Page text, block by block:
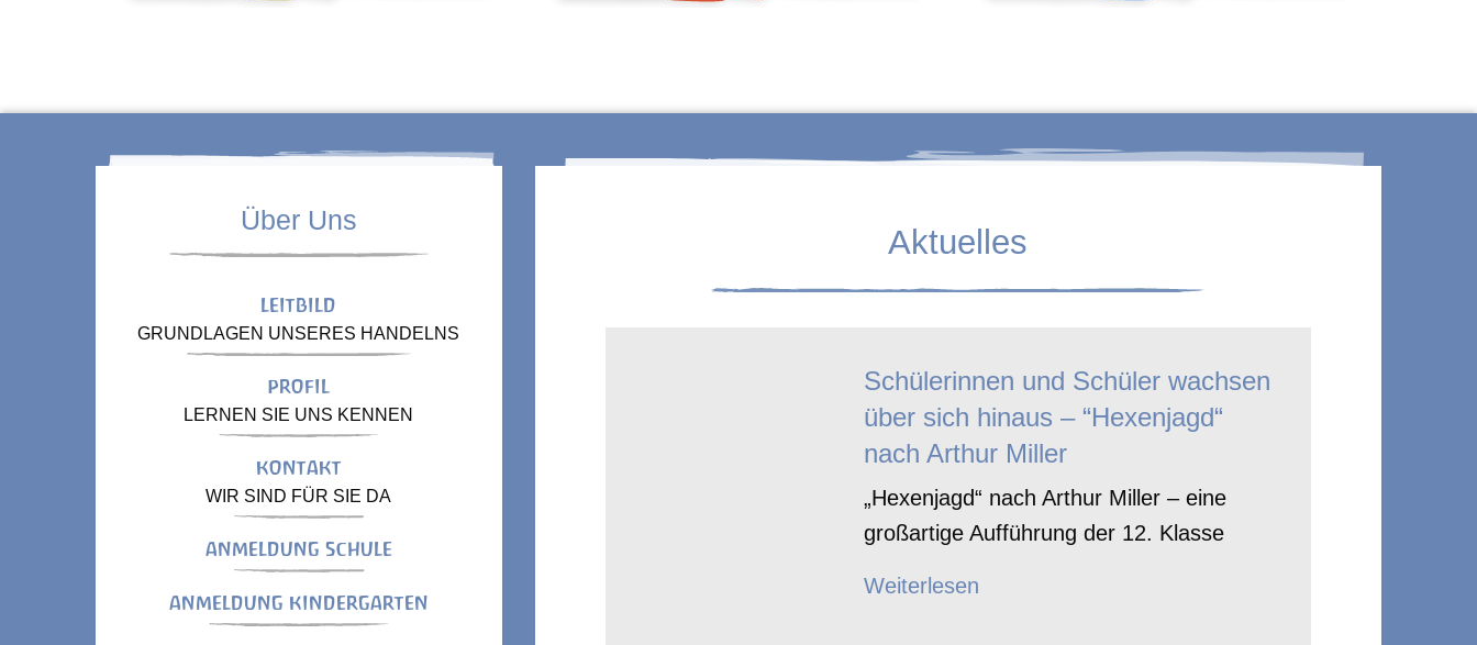
Über Uns
LEITBILD
GRUNDLAGEN UNSERES HANDELNS
PROFIL
LERNEN SIE UNS KENNEN
KONTAKT
WIR SIND FÜR SIE DA
ANMELDUNG SCHULE
ANMELDUNG KINDERGARTEN
Aktuelles
Schülerinnen und Schüler wachsen
über sich hinaus – “Hexenjagd“
nach Arthur Miller
„Hexenjagd“ nach Arthur Miller – eine
großartige Aufführung der 12. Klasse
Weiterlesen